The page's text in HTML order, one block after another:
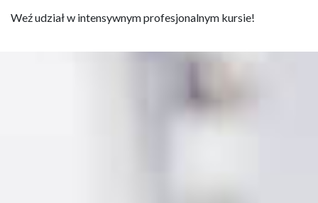
Weź udział w intensywnym profesjonalnym kursie!